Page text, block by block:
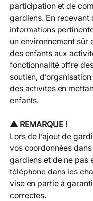
participation et de
gardiens. En recevant
informations
un environnement
des enfants aux
fonctionnalité offre
soutien,
des activités en
enfants.
⚠️ REMARQUE !
Lors de l’ajout de
vos coordonnées
gardiens et de ne pas
téléphone dans les
vise en partie à
correctes.